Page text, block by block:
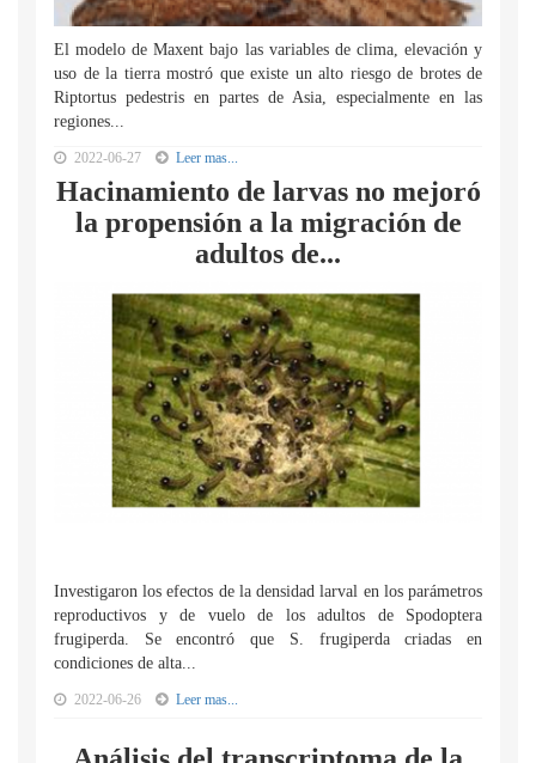
El modelo de Maxent bajo las variables de clima, elevación y
uso de la tierra mostró que existe un alto riesgo de brotes de
Riptortus pedestris en partes de Asia, especialmente en las
regiones...
2022-06-27 Leer mas...
Hacinamiento de larvas no mejoró
la propensión a la migración de
adultos de...
Investigaron los efectos de la densidad larval en los parámetros
reproductivos y de vuelo de los adultos de Spodoptera
frugiperda. Se encontró que S. frugiperda criadas en
condiciones de alta...
2022-06-26 Leer mas...